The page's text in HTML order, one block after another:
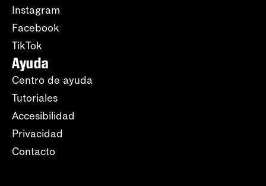
Instagram
Facebook
TikTok
Ayuda
Centro de ayuda
Tutoriales
Accesibilidad
Privacidad
Contacto